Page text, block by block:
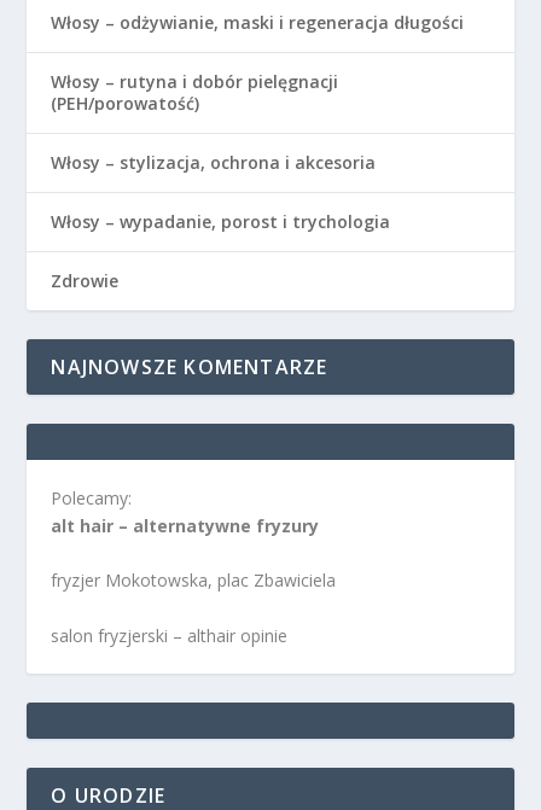
Włosy – odżywianie, maski i regeneracja długości
Włosy – rutyna i dobór pielęgnacji
(PEH/porowatość)
Włosy – stylizacja, ochrona i akcesoria
Włosy – wypadanie, porost i trychologia
Zdrowie
NAJNOWSZE KOMENTARZE
Polecamy:
alt hair – alternatywne fryzury
fryzjer Mokotowska, plac Zbawiciela
salon fryzjerski – althair opinie
O URODZIE